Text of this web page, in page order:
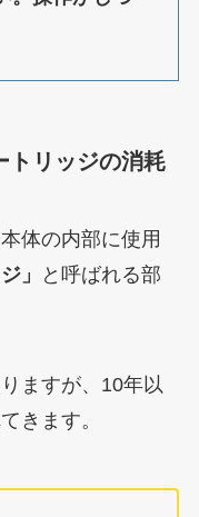
トリッジの消耗
体の内部に使用
」
と呼ばれる部
ますが、10年以
きます。